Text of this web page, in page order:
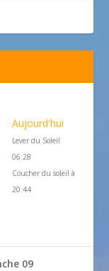
Aujourd'hui
Lever du Soleil
06:28
Coucher du soleil à
20:44
09